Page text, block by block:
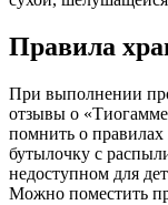
Правила
При выполнении
отзывы о
помнить о правилах
бутылочку с
недоступном для
Можно поместить